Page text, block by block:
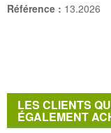
Référence : 13.2026
LES CLIENTS
ÉGALEMENT